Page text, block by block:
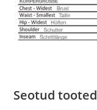
Seotud tooted